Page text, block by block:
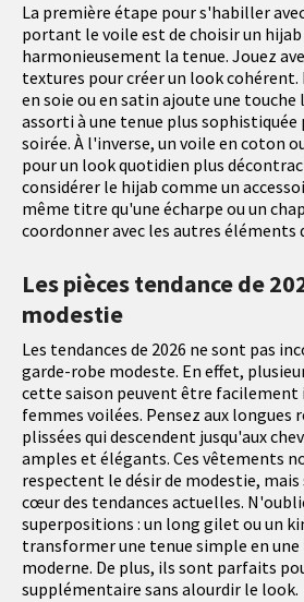
La première étape pour s'habiller
portant le voile est de choisir un
harmonieusement la tenue. Jouez
textures pour créer un look cohérent.
en soie ou en satin ajoute une touche
assorti à une tenue plus sophistiquée
soirée. À l'inverse, un voile en coton
pour un look quotidien plus
considérer le hijab comme un
même titre qu'une écharpe ou un
coordonner avec les autres éléments
Les pièces tendance de
modestie
Les tendances de 2026 ne sont pas
garde-robe modeste. En effet,
cette saison peuvent être facilement
femmes voilées. Pensez aux longues
plissées qui descendent jusqu'aux
amples et élégants. Ces vêtements
respectent le désir de modestie,
cœur des tendances actuelles.
superpositions : un long gilet ou un
transformer une tenue simple en
moderne. De plus, ils sont parfaits
supplémentaire sans alourdir le look.